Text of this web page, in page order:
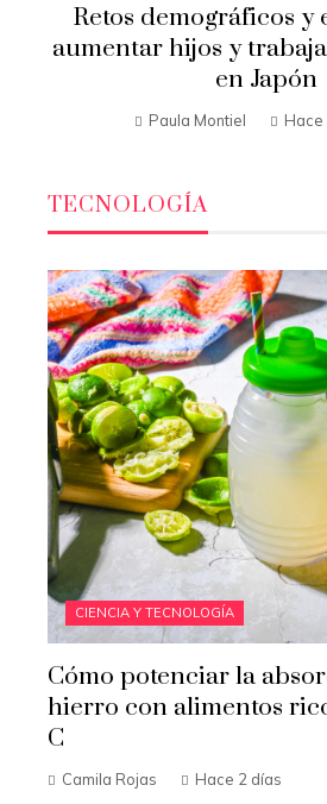
Retos demográficos y
aumentar hijos y
en Japón
Paula Montiel Hace
TECNOLOGÍA
CIENCIA Y TECNOLOGÍA
Cómo potenciar la
hierro con alimentos
C
Camila Rojas Hace 2 días